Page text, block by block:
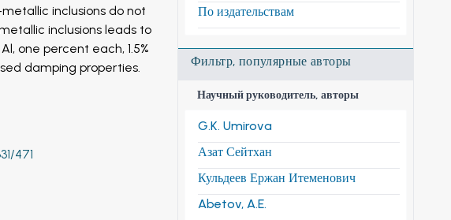
inclusions do not
inclusions leads to
one percent each, 1.5%
damping properties.
471
По издательствам
Фильтр, популярные авторы
Научный руководитель, авторы
G.K. Umirova
Азат Сейтхан
Кульдеев Ержан Итеменович
Abetov, A.E.